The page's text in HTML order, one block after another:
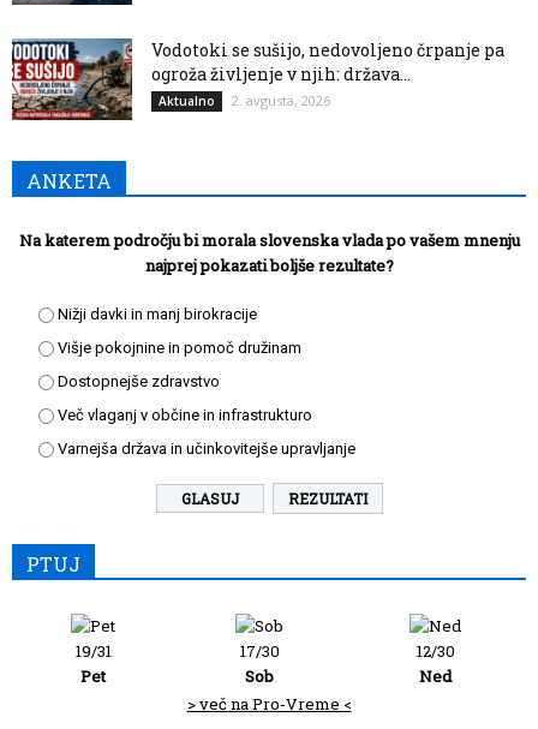
Vodotoki se sušijo, nedovoljeno črpanje pa
ogroža življenje v njih: država...
Aktualno 2. avgusta, 2026
ANKETA
Na katerem področju bi morala slovenska vlada po vašem mnenju
najprej pokazati boljše rezultate?
Nižji davki in manj birokracije
Višje pokojnine in pomoč družinam
Dostopnejše zdravstvo
Več vlaganj v občine in infrastrukturo
Varnejša država in učinkovitejše upravljanje
REZULTATI
PTUJ
19/31
Pet
17/30
Sob
12/30
Ned
> več na Pro-Vreme <